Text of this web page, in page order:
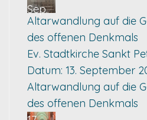
Sep.
Altarwandlung auf die
des offenen Denkmals
Ev. Stadtkirche Sankt
Datum: 13. September
Altarwandlung auf die
des offenen Denkmals